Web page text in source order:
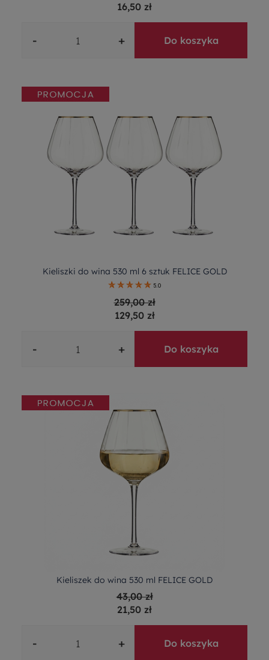
16,50 zł
- + Do koszyka
Kieliszki do wina 530 ml 6 sztuk FELICE GOLD
5.0
259,00 zł
129,50 zł
- + Do koszyka
Kieliszek do wina 530 ml FELICE GOLD
43,00 zł
21,50 zł
- + Do koszyka